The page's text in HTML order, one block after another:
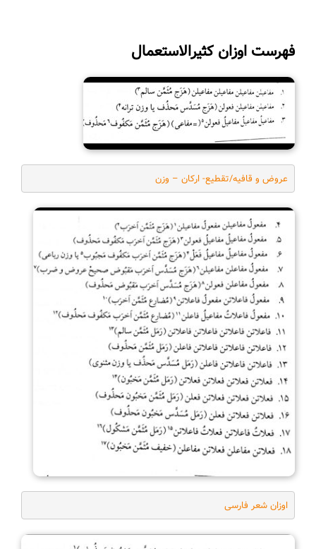
فهرست اوزان کثیرالاستعمال
عروض و قافیه/تقطیع- ارکان – وزن
اوزان شعر فارسی